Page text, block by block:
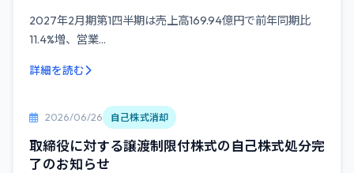
2027年2月期第1四半期は売上高169.94億円で前年同期比
11.4%増、営業...
詳細を読む
2026/06/26 自己株式消却
取締役に対する譲渡制限付株式の自己株式処分完
了のお知らせ